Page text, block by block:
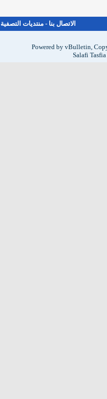
الاتصال بنا -منتديات التصفية
Powered by vBulletin,
Salafi